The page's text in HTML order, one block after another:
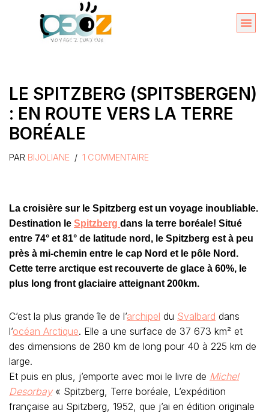
LE SPITZBERG (SPITSBERGEN)
: EN ROUTE VERS LA TERRE
BORÉALE
PAR BIJOLIANE 1 COMMENTAIRE
La croisière sur le Spitzberg est un voyage inoubliable.
Destination le Spitzberg dans la terre boréale! Situé
entre 74° et 81° de latitude nord, le Spitzberg est à peu
près à mi-chemin entre le cap Nord et le pôle Nord.
Cette terre arctique est recouverte de glace à 60%, le
plus long front glaciaire atteignant 200km.
C’est la plus grande île de l’archipel du Svalbard dans
l’océan Arctique. Elle a une surface de 37 673 km² et
des dimensions de 280 km de long pour 40 à 225 km de
large.
Et puis en plus, j’emporte avec moi le livre de Michel
Desorbay « Spitzberg, Terre boréale, L’expédition
française au Spitzberg, 1952, que j’ai en édition originale